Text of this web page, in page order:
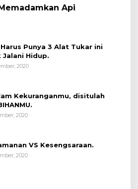
Api
Punya 3 Alat Tukar ini
Jalani Hidup.
2020
Kekuranganmu, disitulah
2020
VS Kesengsaraan.
2020